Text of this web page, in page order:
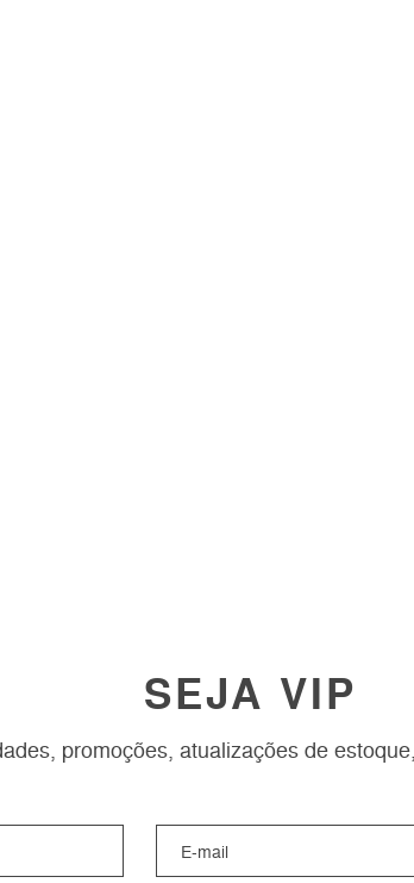
SEJA VIP
promoções, atualizações de